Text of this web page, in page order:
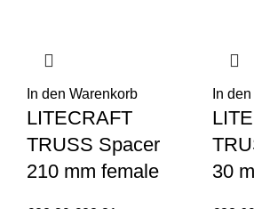
In den Warenkorb
LITECRAFT
TRUSS Spacer
210 mm female
In
30